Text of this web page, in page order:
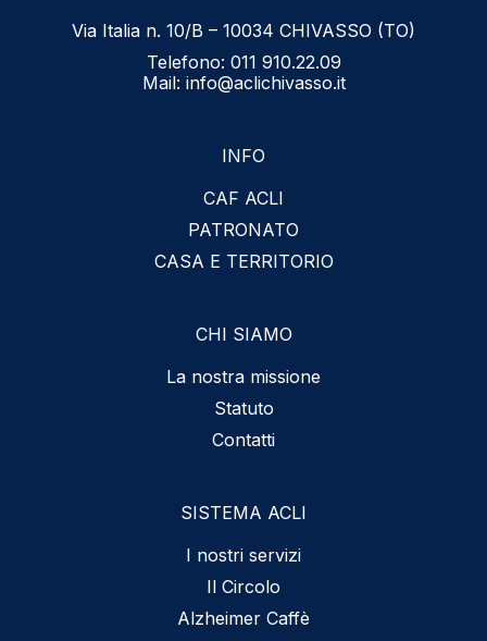
Via Italia n. 10/B – 10034 CHIVASSO (TO)
Telefono: 011 910.22.09
Mail: info@aclichivasso.it
INFO
CAF ACLI
PATRONATO
CASA E TERRITORIO
CHI SIAMO
La nostra missione
Statuto
Contatti
SISTEMA ACLI
I nostri servizi
Il Circolo
Alzheimer Caffè